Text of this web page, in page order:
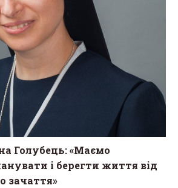
Голубець: «Маємо
і берегти життя від
зачаття»